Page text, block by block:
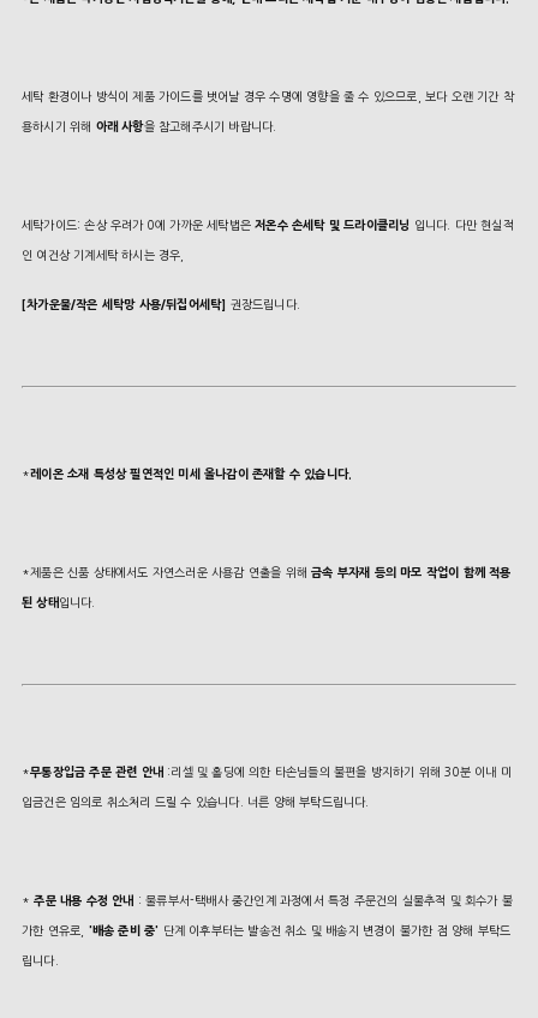
세탁 환경이나 방식이 제품 가이드를 벗어날 경우 수명에 영향을 줄 수 있으므로, 보다 오랜 기간 착
용하시기 위해 아래 사항을 참고해주시기 바랍니다.
세탁가이드: 손상 우려가 0에 가까운 세탁법은저온수 손세탁 및 드라이클리닝 입니다. 다만 현실적
인 여건상 기계세탁 하시는 경우,
[차가운물/작은 세탁망 사용/뒤집어세탁] 권장드립니다.
*레이온 소재 특성상 필연적인 미세 올나감이 존재할 수 있습니다.
*제품은 신품 상태에서도 자연스러운 사용감 연출을 위해금속 부자재 등의 마모 작업이 함께 적용
된 상태 입니다.
*무통장입금 주문 관련 안내 :리셀 및 홀딩에 의한 타손님들의 불편을 방지하기 위해 30분 이내 미
입금건은 임의로 취소처리 드릴 수 있습니다. 너른 양해 부탁드립니다.
*주문 내용 수정 안내 : 물류부서-택배사 중간인계 과정에서 특정 주문건의 실물추적 및 회수가 불
가한 연유로, '배송 준비 중' 단계 이후부터는 발송전 취소 및 배송지 변경이 불가한 점 양해 부탁드
립니다.